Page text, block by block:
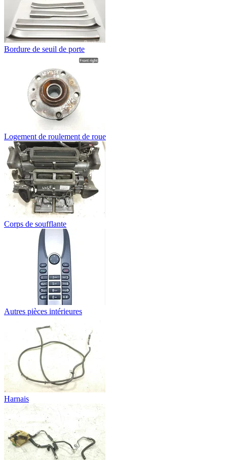
Bordure de seuil de porte
Logement de roulement de roue
Corps de soufflante
Autres pièces intérieures
Harnais